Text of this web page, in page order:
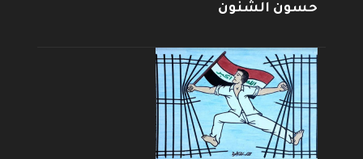
حسون الشنون